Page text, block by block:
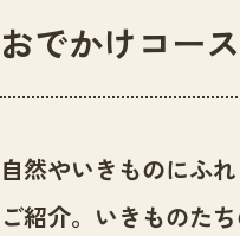
センター紹介
センター紹介
サイトポリシ
ニュース
おでかけコース
自然やいきものにふ
ご紹介。いきものた